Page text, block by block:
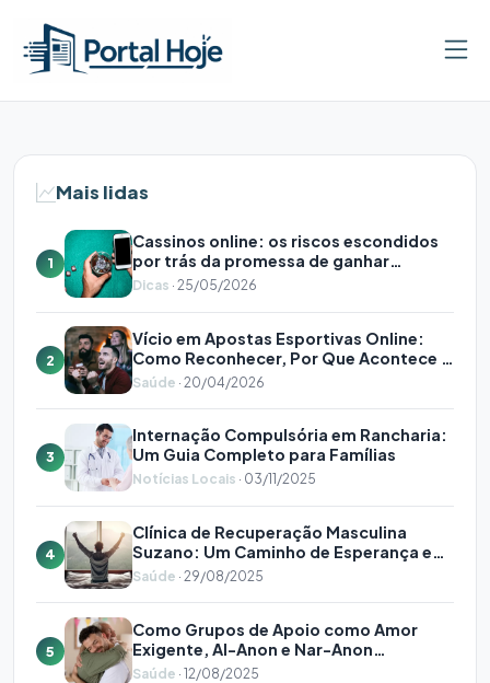
NOTÍCIAS LOCAIS
Como criar um blog profissional
com IA em menos de 30 minutos
usando o editor visual do Seusitejá
01/07/2026 12
Mais lidas
1
Cassinos online: os riscos escondidos
por trás da promessa de ganhar
dinheiro em casa
Dicas · 25/05/2026
2
Vício em Apostas Esportivas Online:
Como Reconhecer, Por Que Acontece e
Onde Buscar Ajuda
Saúde · 20/04/2026
3
Internação Compulsória em Rancharia:
Um Guia Completo para Famílias
Notícias Locais · 03/11/2025
4
Clínica de Recuperação Masculina
Suzano: Um Caminho de Esperança e
Reconstrução
Saúde · 29/08/2025
5
Como Grupos de Apoio como Amor
Exigente, Al-Anon e Nar-Anon
Transformam Vidas na Recuperação
Saúde · 12/08/2025